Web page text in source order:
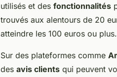
utilisés et des fonctionnalités
trouvés aux alentours de 20
atteindre les 100 euros ou plus.
Sur des plateformes comme
des avis clients qui peuvent